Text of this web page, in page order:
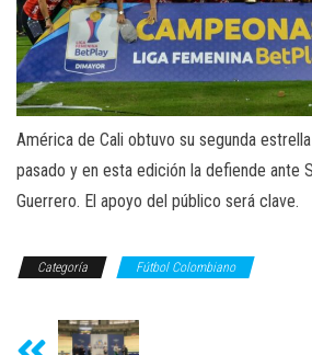
América de Cali obtuvo su segunda
pasado y en esta edición la defiende ante
Guerrero. El apoyo del público será clave.
Categoría Fútbol Colombiano